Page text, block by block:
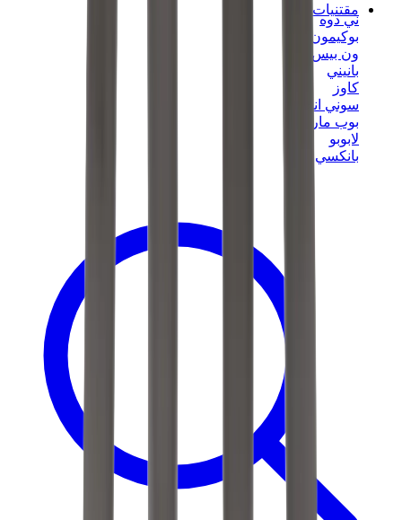
مقتنيات
ني دوه
بوكيمون
ون بيس
بانيني
كاوز
سوني انجل
بوب مارت
لابوبو
بانكسي